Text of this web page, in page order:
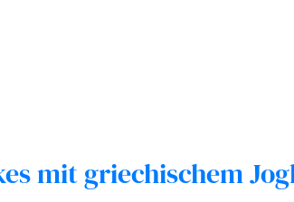
mit griechischem